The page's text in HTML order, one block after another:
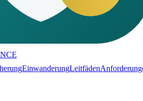
EinwanderungLeitfäden